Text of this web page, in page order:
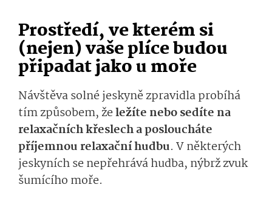
Prostředí, ve kterém si
(nejen) vaše plíce budou
připadat jako u moře
Návštěva solné jeskyně zpravidla probíhá
tím způsobem, želežíte nebo sedíte na
relaxačních křeslech a posloucháte
příjemnou relaxační hudbu. V některých
jeskyních se nepřehrává hudba, nýbrž zvuk
šumícího moře.